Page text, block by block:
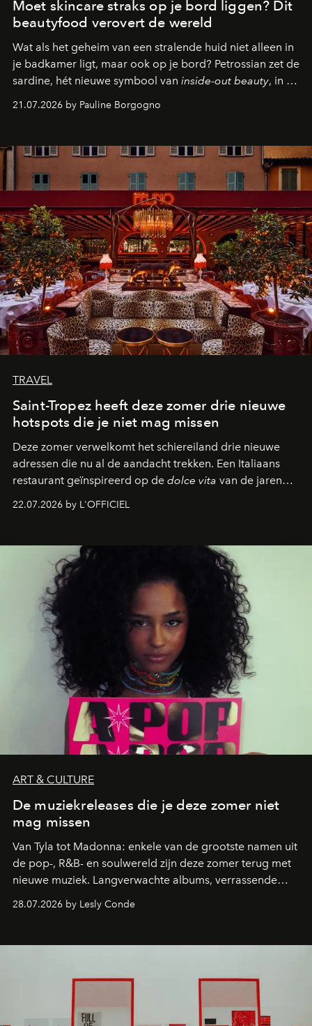
Moet skincare straks op je bord liggen? Dit
beautyfood verovert de wereld
Wat als het geheim van een stralende huid niet alleen in
je badkamer ligt, maar ook op je bord? Petrossian zet de
sardine, hét nieuwe symbool van inside-out beauty, in de
kijker met twee gastronomische creaties.
21.07.2026 by Pauline Borgogno
TRAVEL
Saint-Tropez heeft deze zomer drie nieuwe
hotspots die je niet mag missen
Deze zomer verwelkomt het schiereiland drie nieuwe
adressen die nu al de aandacht trekken. Een Italiaans
restaurant geïnspireerd op de dolce vita van de jaren
zestig, een Japanse hotspot die na zonsondergang
verandert in een bruisende ontmoetingsplek en de
neerstrijkt in Saint-Tropez. Dit zijn de nieuwe adressen
die deze zomer de toon zetten, van lange lunches tot
zwoele nachten.
22.07.2026 by L'OFFICIEL
ART & CULTURE
De muziekreleases die je deze zomer niet
mag missen
Van Tyla tot Madonna: enkele van de grootste namen uit
de pop-, R&B- en soulwereld zijn deze zomer terug met
nieuwe muziek. Langverwachte albums, verrassende
comebacks en veelbelovende nieuwe projecten: dit zijn
de releases die je niet mag missen.
28.07.2026 by Lesly Conde